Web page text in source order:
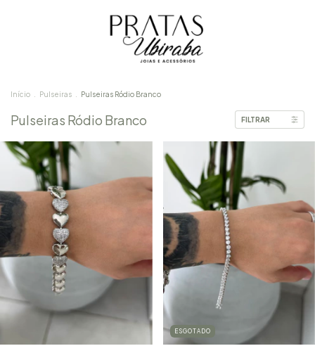
Início Pulseiras Pulseiras Ródio Branco
Pulseiras Ródio Branco FILTRAR
ESGOTADO